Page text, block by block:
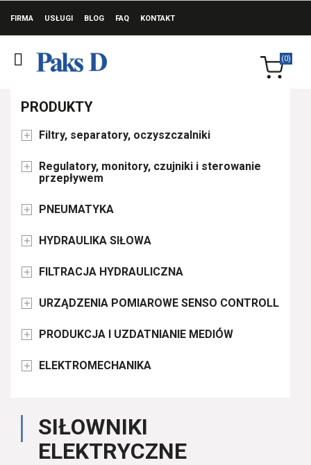
FIRMA USŁUGI BLOG FAQ KONTAKT
(0)
PRODUKTY
Filtry, separatory, oczyszczalniki

Regulatory, monitory, czujniki i sterowanie
przepływem

PNEUMATYKA

HYDRAULIKA SIŁOWA

FILTRACJA HYDRAULICZNA

URZĄDZENIA POMIAROWE SENSO CONTROLL

PRODUKCJA I UZDATNIANIE MEDIÓW

ELEKTROMECHANIKA

SIŁOWNIKI
ELEKTRYCZNE